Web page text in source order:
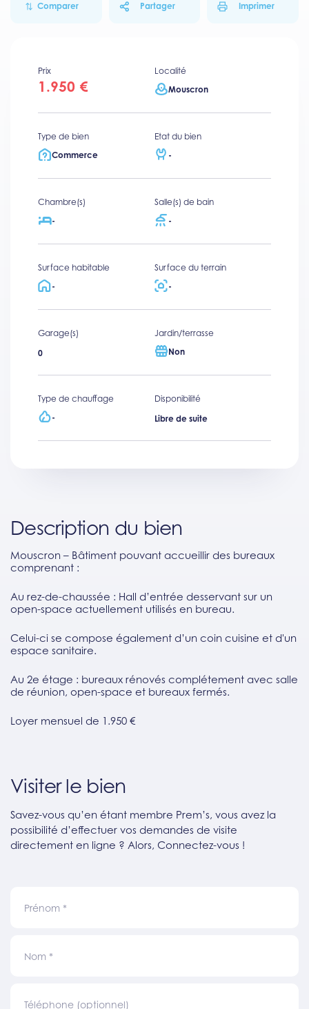
Comparer Partager Imprimer
Prix
1.950 €
Localité
Mouscron
Type de bien
Commerce
Etat du bien
-
Chambre(s)
-
Salle(s) de bain
-
Surface habitable
-
Surface du terrain
-
Garage(s)
0
Jardin/terrasse
Non
Type de chauffage
-
Disponibilité
Libre de suite
Description du bien
Mouscron – Bâtiment pouvant accueillir des bureaux
comprenant :
Au rez-de-chaussée : Hall d’entrée desservant sur un
open-space actuellement utilisés en bureau.
Celui-ci se compose également d’un coin cuisine et d'un
espace sanitaire.
Au 2e étage : bureaux rénovés complétement avec salle
de réunion, open-space et bureaux fermés.
Loyer mensuel de 1.950 €
Visiter le bien
Savez-vous qu’en étant membre Prem’s, vous avez la
possibilité d’effectuer vos demandes de visite
directement en ligne ? Alors, Connectez-vous !
Prénom *
Nom *
Téléphone (optionnel)